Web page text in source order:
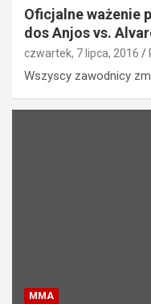
Oficjalne ważenie
dos Anjos vs.
czwartek, 7 lipca, 2016
Wszyscy zawodnicy
MMA